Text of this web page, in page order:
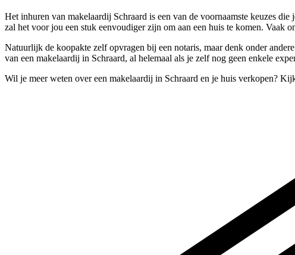
Het inhuren van makelaardij Schraard is een van de voornaamste keuzes
zal het voor jou een stuk eenvoudiger zijn om aan een huis te komen. Vaak
Natuurlijk de koopakte zelf opvragen bij een notaris, maar denk onder
van een makelaardij in Schraard, al helemaal als je zelf nog geen enkele
Wil je meer weten over een makelaardij in Schraard en je huis verkopen?